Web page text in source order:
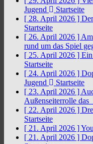
Jugend
Startseite
[ 28. April 2026 ]
Startseite
[ 26. April 2026 ]
rund um das Spiel
[ 25. April 2026 ]
Startseite
[ 24. April 2026 ]
Jugend
Startseite
[ 23. April 2026 ]
Außenseiterrolle das
[ 22. April 2026 ]
Startseite
[ 21. April 2026 ]
[ 21. April 2026 ]